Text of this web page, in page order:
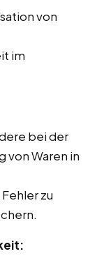
von
im
bei der
von Waren in
zu